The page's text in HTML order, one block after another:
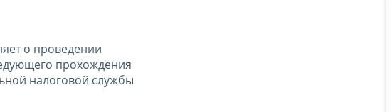
о проведении
прохождения
налоговой службы